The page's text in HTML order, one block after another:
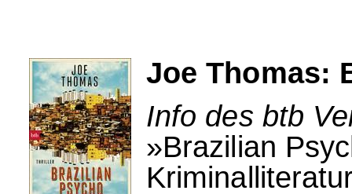
Joe Thomas:
Info des btb
»Brazilian